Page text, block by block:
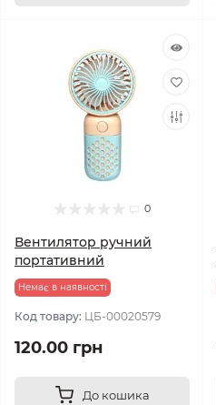
0
Вентилятор ручний
портативний
Немає в наявності
Код товару: ЦБ-00020579
120.00 грн
До кошика